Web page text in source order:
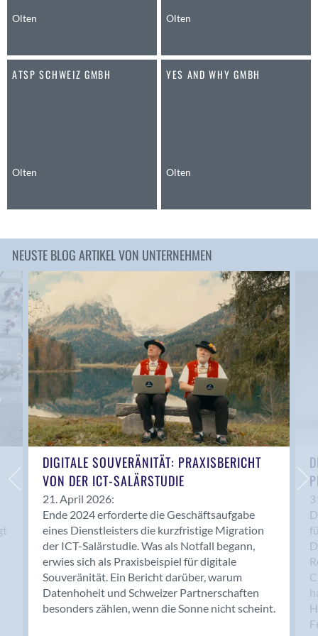
Anwil
Au SG
Baar
Bassersdorf
Bendern
Bern
Bern - Liebefeld
Bern 15
Bern 22
Bern 65
Bern 9
Bern-Zollikofen
Biel/Bienne
Binningen
Bolligen
Bonaduz
Bonstetten
Bottighofen
Bremgarten bei Bern
Brig-Glis
Bronschhofen
Brugg
Olten Olten
ATSP SCHWEIZ GMBH
Olten
YES AND WHY GMBH
Olten
NEUSTE BLOG ARTIKEL VON UNTERNEHMEN
DIGITALE SOUVERÄNITÄT: PRAXISBERICHT
VON DER ICT-SALÄRSTUDIE
21. April 2026:
Ende 2024 erforderte die Geschäftsaufgabe
eines Dienstleisters die kurzfristige Migration
der ICT-Salärstudie. Was als Notfall begann,
erwies sich als Praxisbeispiel für digitale
Souveränität. Ein Bericht darüber, warum
Datenhoheit und Schweizer Partnerschaften
besonders zählen, wenn die Sonne nicht scheint.